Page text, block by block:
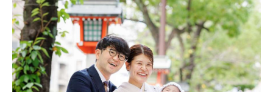
デザイナーがご家族ごとに一枚一枚写真に目を通し、当日の流れやエピ
ソードをふまえ、表情の良い写真などをレイアウトしていきます。
より臨場感あふれる写真集にするため、何度も写真を選び直し、レイア
ウトを組み直したりと地道な作業を重ね、時間をかけて作り上げていき
ます。